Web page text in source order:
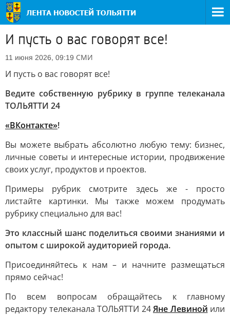
И пусть о вас говорят все!
11 июня 2026, 09:19 СМИ
И пусть о вас говорят все!
Ведите собственную рубрику в группе телеканала
ТОЛЬЯТТИ 24
«ВКонтакте»!
Вы можете выбрать абсолютно любую тему: бизнес,
личные советы и интересные истории, продвижение
своих услуг, продуктов и проектов.
Примеры рубрик смотрите здесь же - просто
листайте картинки. Мы также можем продумать
рубрику специально для вас!
Это классный шанс поделиться своими знаниями и
опытом с широкой аудиторией города.
Присоединяйтесь к нам – и начните размещаться
прямо сейчас!
По всем вопросам обращайтесь к главному
редактору телеканала ТОЛЬЯТТИ 24Яне Левиной или